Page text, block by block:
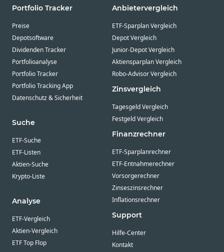
Portfolio Tracker
Preise
Depotsoftware
Dividenden Tracker
Portfolioanalyse
Portfolio Tracker
Portfolio Tracking App
Datenschutz & Sicherheit
Suche
ETF-Suche
ETF-Listen
Aktien-Suche
Krypto-Liste
Analyse
ETF-Vergleich
Aktien-Vergleich
ETF Top Flop
Anbietervergleich
ETF-Sparplan Vergleich
Depot Vergleich
Junior-Depot Vergleich
Aktiensparplan Vergleich
Robo-Advisor Vergleich
Zinsvergleich
Tagesgeld Vergleich
Festgeld Vergleich
Finanzrechner
ETF-Sparplanrechner
ETF-Entnahmerechner
Vorsorgerechner
Zinseszinsrechner
Inflationsrechner
Support
Hilfe-Center
Kontakt